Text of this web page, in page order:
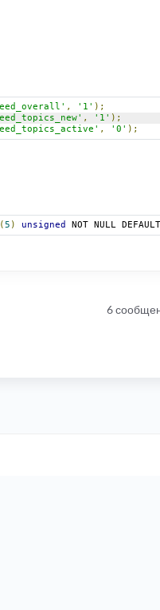
, '1' );
, '1' );
, '0' );
( 5 ) unsigned NOT NULL
6